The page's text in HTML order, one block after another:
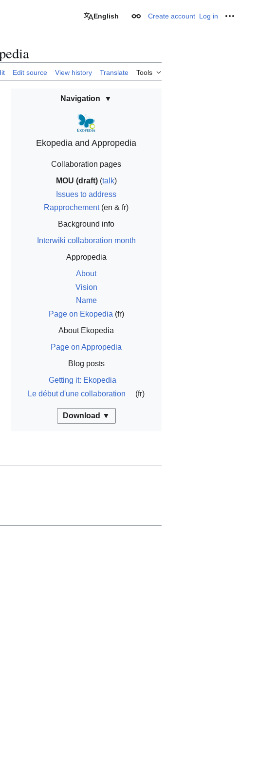
English Appearance
Create account Log in
Edit source View history Translate Tools
Navigation
Ekopedia and Appropedia
Collaboration pages
MOU (draft)(talk)
Issues to address
Rapprochement(en & fr)
Background info
Interwiki collaboration month
Appropedia
About
Vision
Name
Page on Ekopedia (fr)
About Ekopedia
Page on Appropedia
Blog posts
Getting it: Ekopedia
Le début d'une collaboration
(fr)
Download ▼